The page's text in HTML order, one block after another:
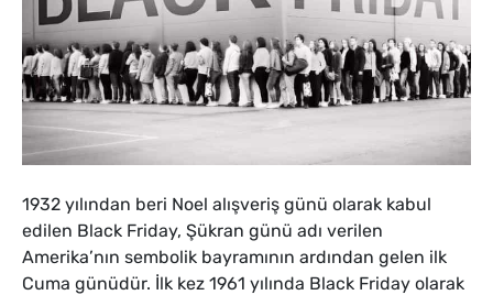
1932 yılından beri Noel alışveriş günü olarak kabul
edilen Black Friday, Şükran günü adı verilen
Amerika’nın sembolik bayramının ardından gelen ilk
Cuma günüdür. İlk kez 1961 yılında Black Friday olarak